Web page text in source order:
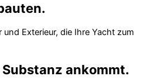
Exterieur, die Ihre Yacht zum
ankommt.